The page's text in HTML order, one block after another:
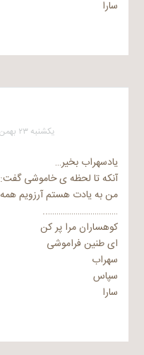
سارا
یکشنبه ۲۳ بهمن ۱۳۹۰ در ۱۱:۴۲ بعد از ظهر
یادسهراب بخیر…
آنکه تا لحظه ی خاموشی
من به یادت هستم آرزویم
……………………………..
کوهساران مرا پر کن
ای طنین فراموشی
سهراب
سپاس
سارا